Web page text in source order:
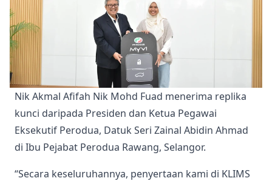
Nik Akmal Afifah Nik Mohd Fuad menerima replika
kunci daripada Presiden dan Ketua Pegawai
Eksekutif Perodua, Datuk Seri Zainal Abidin Ahmad
di Ibu Pejabat Perodua Rawang, Selangor.
“Secara keseluruhannya, penyertaan kami di KLIMS